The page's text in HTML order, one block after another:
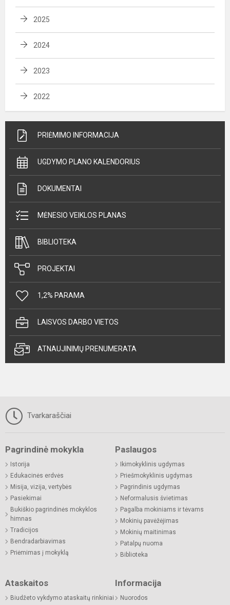
2025
2024
2023
2022
PRIĖMIMO INFORMACIJA
UGDYMO PLANO KALENDORIUS
DOKUMENTAI
MĖNESIO VEIKLOS PLANAS
BIBLIOTEKA
PROJEKTAI
1,2% PARAMA
LAISVOS DARBO VIETOS
ATNAUJINIMŲ PRENUMERATA
Tvarkaraščiai
Pagrindinė mokykla
Istorija
Edukacinės erdvės
Misija, vizija, vertybės
Pasiekimai
Bukiškio pagrindinės mokyklos
himnas
Tradicijos
Bendradarbiavimas
Priėmimas į mokyklą
Paslaugos
Ikimokyklinis ugdymas
Priešmokyklinis ugdymas
Pagrindinis ugdymas
Neformalusis švietimas
Pagalba mokiniams ir tėvams
Mokinių pavėžėjimas
Mokinių maitinimas
Patalpų nuoma
Biblioteka
Ataskaitos
Biudžeto vykdymo ataskaitų rinkiniai
Informacija
Nuorodos